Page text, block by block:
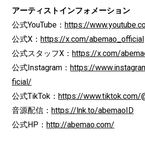
アーティストインフォメーション
公式YouTube： https://
公式X： https://x.com/abemao_official
公式スタッフX： https://x.com/
公式Instagram： https://
ficial/
公式TikTok： https://www.tiktok.com/
音源配信： https://lnk.to/abemaoID
公式HP： http://abemao.com/